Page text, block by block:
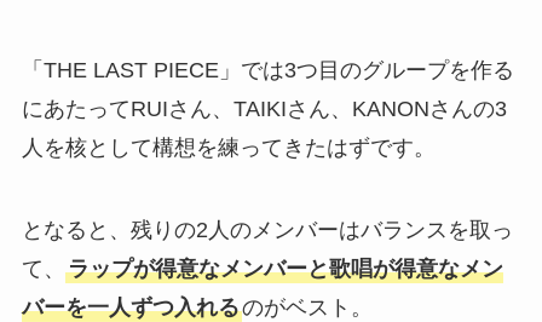
「THE LAST PIECE」では3つ目のグループを作る
にあたってRUIさん、TAIKIさん、KANONさんの3
人を核として構想を練ってきたはずです。
となると、残りの2人のメンバーはバランスを取っ
て、 ラップが得意なメンバーと歌唱が得意なメン
バーを一人ずつ入れるのがベスト。